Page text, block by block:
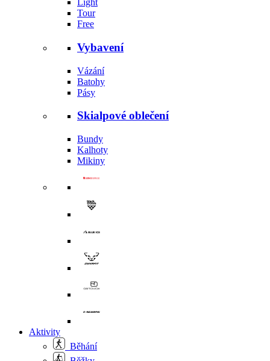
Light
Tour
Free
Vybavení
Vázání
Batohy
Pásy
Skialpové oblečení
Bundy
Kalhoty
Mikiny
Aktivity
Běhání